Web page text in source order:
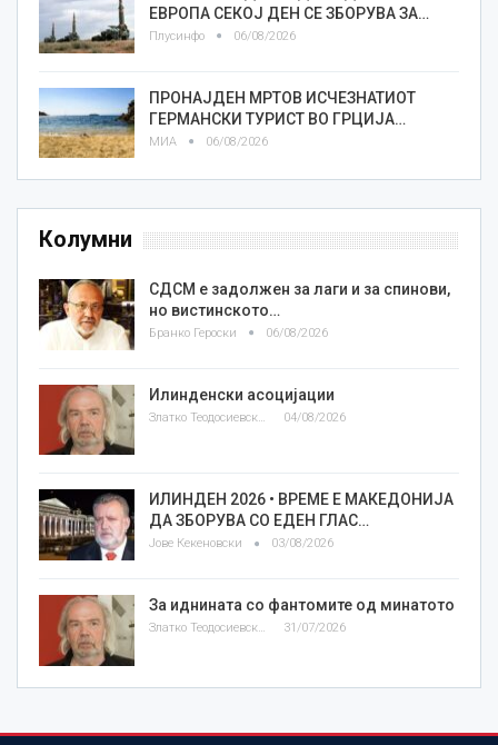
ЕВРОПА СЕКОЈ ДЕН СЕ ЗБОРУВА ЗА…
Плусинфо 06/08/2026
ПРОНАЈДЕН МРТОВ ИСЧЕЗНАТИОТ
ГЕРМАНСКИ ТУРИСТ ВО ГРЦИЈА…
МИА 06/08/2026
Колумни
СДСМ е задолжен за лаги и за спинови,
но вистинското…
Бранко Героски 06/08/2026
Илинденски асоцијации
Златко Теодосиевски 04/08/2026
ИЛИНДЕН 2026 • ВРЕМЕ Е МАКЕДОНИЈА
ДА ЗБОРУВА СО ЕДЕН ГЛАС…
Јове Кекеновски 03/08/2026
За иднината со фантомите од минатото
Златко Теодосиевски 31/07/2026